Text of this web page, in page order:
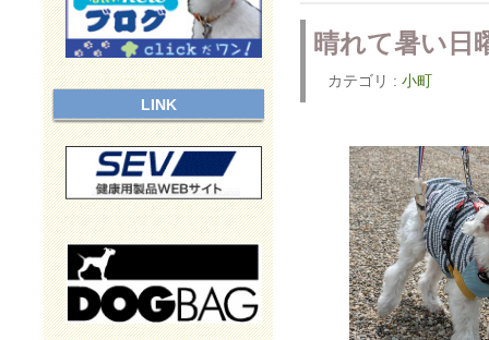
晴れて暑い日
カテゴリ : 小町
LINK